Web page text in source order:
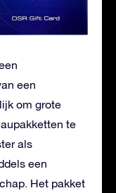
een
om grote
te
als
een
Het pakket